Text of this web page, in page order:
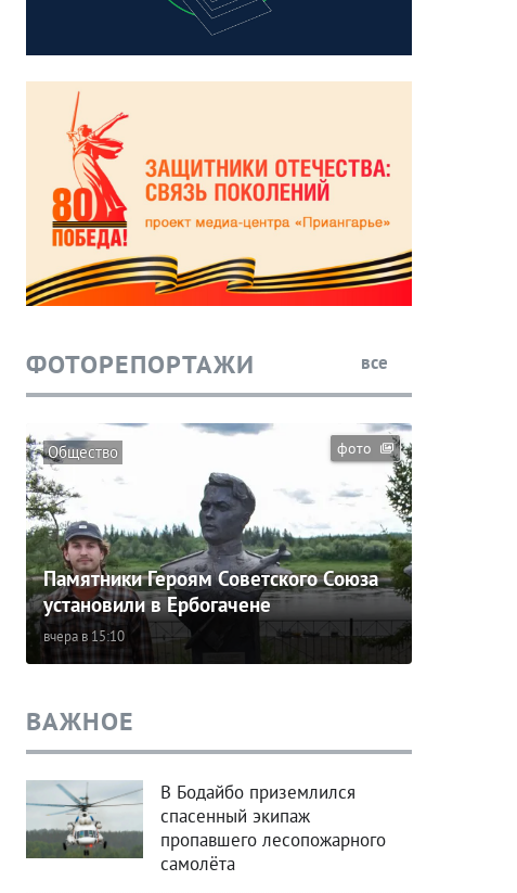
ФОТОРЕПОРТАЖИ все
фото
Общество
Памятники Героям Советского Союза
установили в Ербогачене
вчера в 15:10
ВАЖНОЕ
В Бодайбо приземлился
спасенный экипаж
пропавшего лесопожарного
самолёта